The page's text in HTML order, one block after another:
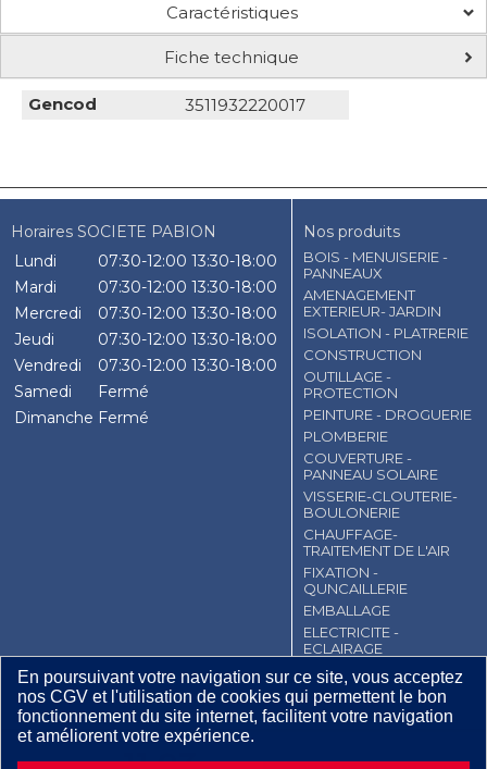
En poursuivant votre navigation sur ce site, vous acceptez
nos CGV et l'utilisation de cookies qui permettent le bon
fonctionnement du site internet, facilitent votre navigation
et améliorent votre expérience.
€TTC
Caractéristiques
Fiche technique
Gencod 3511932220017
Horaires SOCIETE PABION
Lundi
07:30-12:00 13:30-18:00
Mardi
07:30-12:00 13:30-18:00
Mercredi
07:30-12:00 13:30-18:00
Jeudi
07:30-12:00 13:30-18:00
Vendredi
07:30-12:00 13:30-18:00
Samedi
Fermé
Dimanche Fermé
Nos produits
BOIS - MENUISERIE -
PANNEAUX
AMENAGEMENT
EXTERIEUR- JARDIN
ISOLATION - PLATRERIE
CONSTRUCTION
OUTILLAGE -
PROTECTION
PEINTURE - DROGUERIE
PLOMBERIE
COUVERTURE -
PANNEAU SOLAIRE
VISSERIE-CLOUTERIE-
BOULONERIE
CHAUFFAGE-
TRAITEMENT DE L'AIR
FIXATION -
QUNCAILLERIE
EMBALLAGE
ELECTRICITE -
ECLAIRAGE
CGV Contact
Mentions légales
Plan du site